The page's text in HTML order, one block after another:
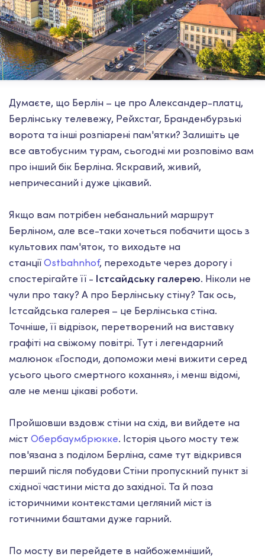
Думаєте, що Берлін – це про Александер-платц,
Берлінську телевежу, Рейхстаг, Бранденбурзькі
ворота та інші розпіарені пам'ятки? Залишіть це
все автобусним турам, сьогодні ми розповімо вам
про інший бік Берліна. Яскравий, живий,
непричесаний і дуже цікавий.
Якщо вам потрібен небанальний маршрут
Берліном, але все-таки хочеться побачити щось з
культових пам'яток, то виходьте на
станціїOstbahnhof, переходьте через дорогу і
спостерігайте її - Істсайдську галерею. Ніколи не
чули про таку? А про Берлінську стіну? Так ось,
Істсайдська галерея – це Берлінська стіна.
Точніше, її відрізок, перетворений на виставку
графіті на свіжому повітрі. Тут і легендарний
малюнок «Господи, допоможи мені вижити серед
усього цього смертного кохання», і менш відомі,
але не менш цікаві роботи.
Пройшовши вздовж стіни на схід, ви вийдете на
міст Обербаумбрюкке. Історія цього мосту теж
пов'язана з поділом Берліна, саме тут відкрився
перший після побудови Стіни пропускний пункт зі
східної частини міста до західної. Та й поза
історичними контекстами цегляний міст із
готичними баштами дуже гарний.
По мосту ви перейдете в найбожемніший,